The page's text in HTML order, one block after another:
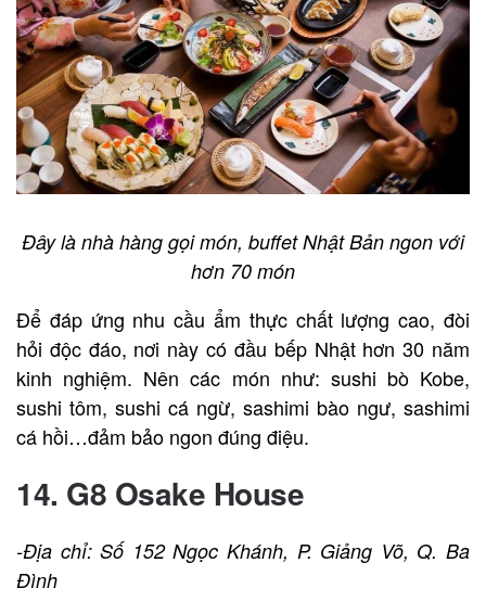
Đây là nhà hàng gọi món, buffet Nhật Bản ngon với
hơn 70 món
Để đáp ứng nhu cầu ẩm thực chất lượng cao, đòi
hỏi độc đáo, nơi này có đầu bếp Nhật hơn 30 năm
kinh nghiệm. Nên các món như: sushi bò Kobe,
sushi tôm, sushi cá ngừ, sashimi bào ngư, sashimi
cá hồi…đảm bảo ngon đúng điệu.
14. G8 Osake House
-Địa chỉ: Số 152 Ngọc Khánh, P. Giảng Võ, Q. Ba
Đình